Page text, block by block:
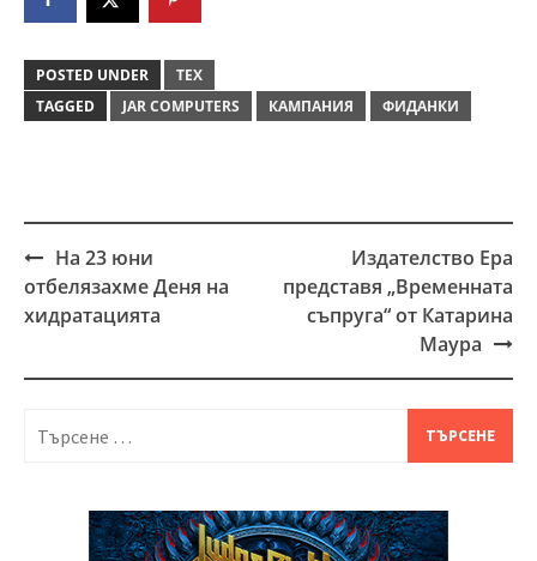
POSTED UNDER
ТЕХ
TAGGED
JAR COMPUTERS КАМПАНИЯ ФИДАНКИ
Post
navigation
На 23 юни
отбелязахме Деня на
хидратацията
Издателство Ера
представя „Временната
съпруга“ от Катарина
Маура
Търсене
за: